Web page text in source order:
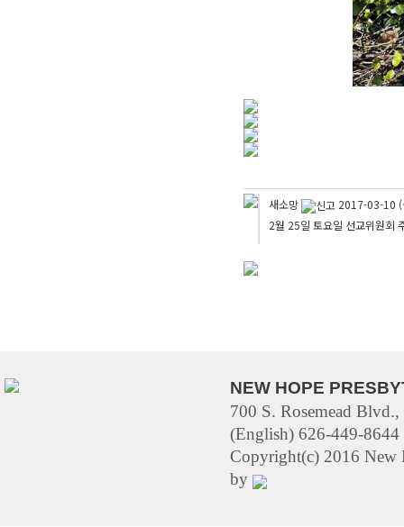
새소망
2017-03-10
2월 25일 토요일 선교위원회
NEW HOPE
700 S. Rosemead
(English) 626-449-
Copyright(c) 2016 New
by